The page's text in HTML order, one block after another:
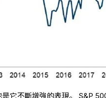
它不斷增強的表現。 S&P